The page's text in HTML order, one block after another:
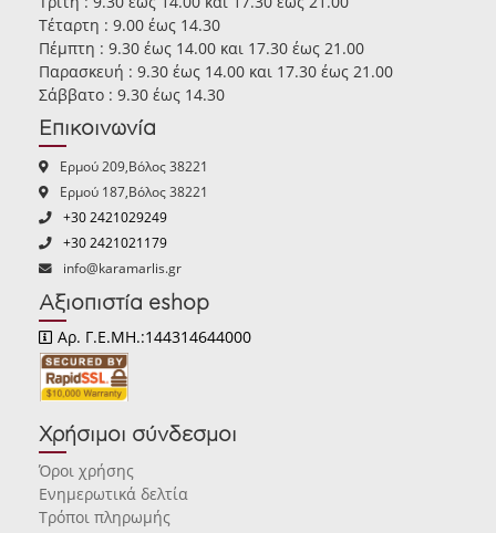
Τέταρτη : 9.00 έως 14.30
Πέμπτη : 9.30 έως 14.00 και 17.30 έως 21.00
Παρασκευή : 9.30 έως 14.00 και 17.30 έως 21.00
Σάββατο : 9.30 έως 14.30
Επικοινωνία
Ερμού 209,Βόλος 38221
Ερμού 187,Βόλος 38221
+30 2421029249
+30 2421021179
info@karamarlis.gr
Αξιοπιστία eshop
Αρ. Γ.Ε.ΜΗ.:144314644000
Χρήσιμοι σύνδεσμοι
Όροι χρήσης
Ενημερωτικά δελτία
Τρόποι πληρωμής